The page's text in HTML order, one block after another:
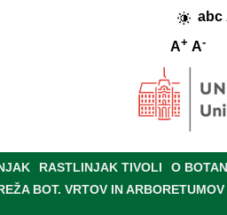
abc
A+ A-
RASTLINJAK TIVOLI O
BOT. VRTOV IN ARBORETUMOV